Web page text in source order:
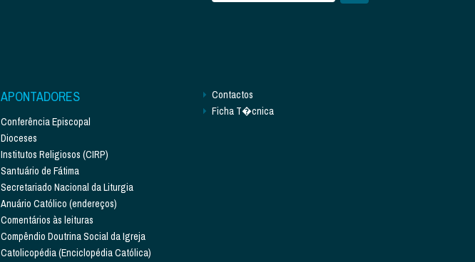
APONTADORES
Conferência Episcopal
Dioceses
Institutos Religiosos (CIRP)
Santuário de Fátima
Secretariado Nacional da Liturgia
Anuário Católico (endereços)
Comentários às leituras
Compêndio Doutrina Social da Igreja
Catolicopédia (Enciclopédia Católica)
Contactos
Ficha T�cnica